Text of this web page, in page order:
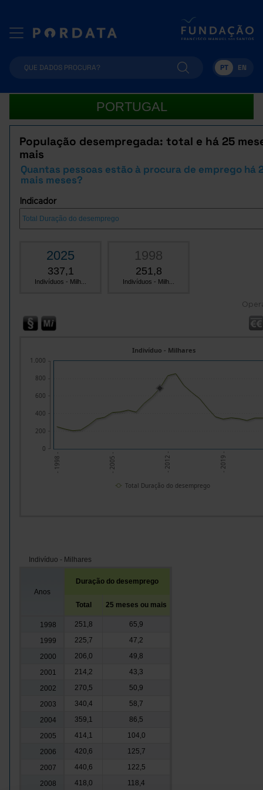
PT EN
PORTUGAL
População desempregada: total e há 25
mais
Quantas pessoas estão à procura de emprego há
mais meses?
Indicador
2025
337,1
Indivíduos - Milh...
1998
251,8
Indivíduos - Milh...
- 1998 - - 2005 - - 2012 - - 2019 -
Indivíduo - Milhares
0
200
400
600
800
1.000
Total Duração do desemprego
Indivíduo - Milhares
Anos
Duração do desemprego
Total 25 meses ou mais
1998 251,8
65,9
1999
225,7
47,2
2000
206,0
49,8
2001
214,2
43,3
2002
270,5
50,9
2003
340,4
58,7
2004
359,1
86,5
2005
414,1
104,0
2006
420,6
125,7
2007
440,6
122,5
2008
418,0
118,4